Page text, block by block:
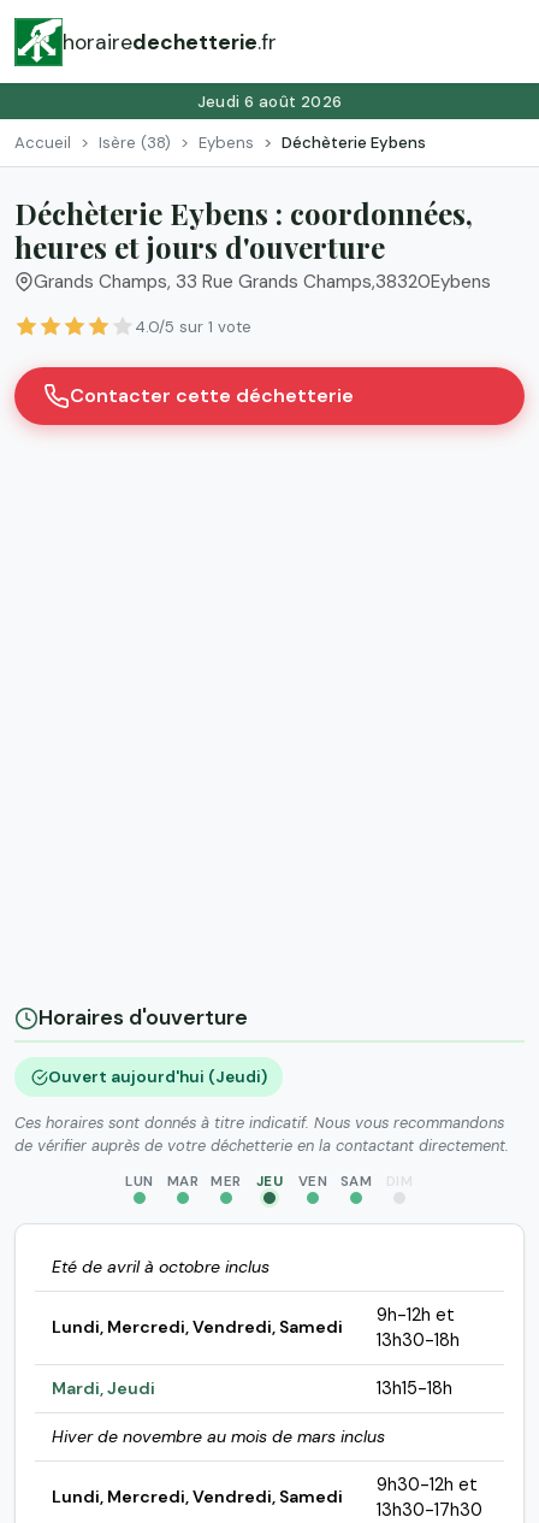
horairedechetterie.fr
Jeudi 6 août 2026
Accueil Isère (38) Eybens Déchèterie Eybens
Déchèterie Eybens : coordonnées,
heures et jours d'ouverture
Grands Champs, 33 Rue Grands Champs,38320Eybens
4.0/5 sur 1 vote
Contacter cette déchetterie
Horaires d'ouverture
Ouvert aujourd'hui (Jeudi)
Ces horaires sont donnés à titre indicatif. Nous vous recommandons
de vérifier auprès de votre déchetterie en la contactant directement.
LUN MAR MER JEU VEN SAM DIM
Eté de avril à octobre inclus
Lundi, Mercredi, Vendredi, Samedi
9h-12h et
13h30-18h
Mardi, Jeudi 13h15-18h
Hiver de novembre au mois de mars inclus
Lundi, Mercredi, Vendredi, Samedi
9h30-12h et
13h30-17h30